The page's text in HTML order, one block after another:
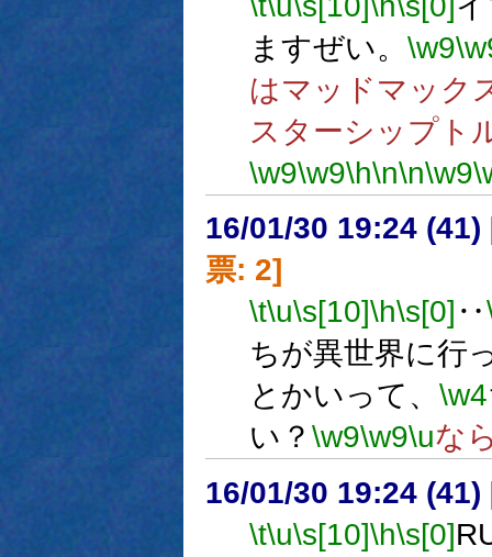
ますぜい。 \w9
はマッドマック
スターシップト
\w9\w9\h\n\n\w9
16/01/30 19:24 (41)
票: 2]
\t\u\s[10]\h\s[0] ‥
ちが異世界に行
とかいって、 \w4
い？ \w9\w9\uな
16/01/30 19:24 (41)
\t\u\s[10]\h\s[0]